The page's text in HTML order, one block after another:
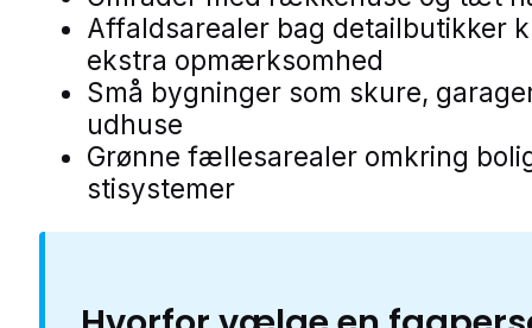
Affaldsarealer bag detailbutikker
ekstra opmærksomhed
Små bygninger som skure,
udhuse
Grønne fællesarealer omkring
stisystemer